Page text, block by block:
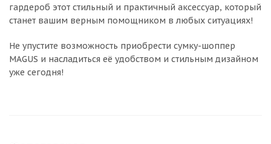
гардероб этот стильный и практичный аксессуар, который
станет вашим верным помощником в любых ситуациях!
Не упустите возможность приобрести сумку-шоппер
MAGUS и насладиться её удобством и стильным дизайном
уже сегодня!